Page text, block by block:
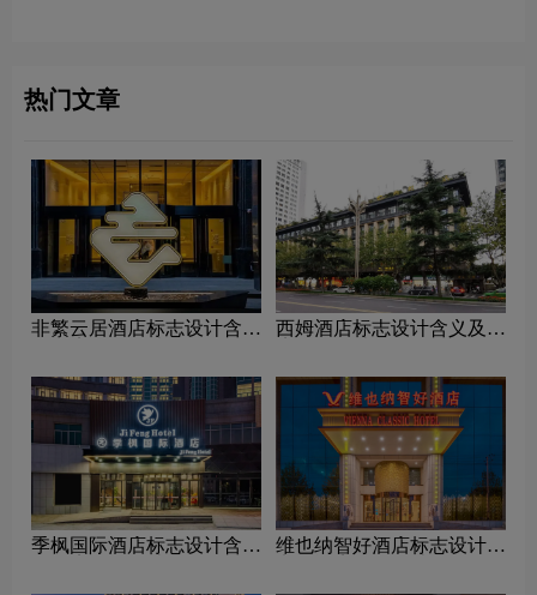
热门文章
非繁云居酒店标志设计含义
西姆酒店标志设计含义及酒
季枫国际酒店标志设计含义
维也纳智好酒店标志设计含